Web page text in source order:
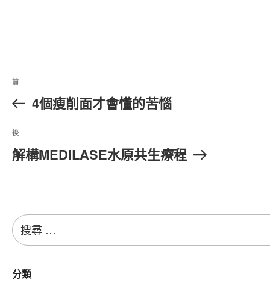
文
章
導
覽
上
一
篇
章
前
4個瘦削面才會懂的苦惱
下
篇
文
後
解構MEDILASE水原共生療程
搜
尋：
分類